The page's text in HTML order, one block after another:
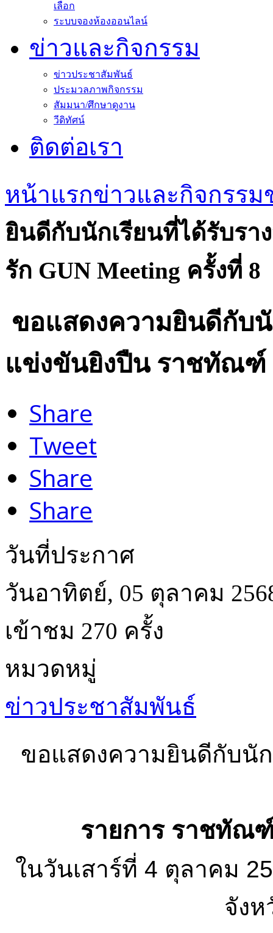
เลือก
ระบบจองห้องออนไลน์
ข่าวและกิจกรรม
ข่าวประชาสัมพันธ์
ประมวลภาพกิจกรรม
สัมมนา/ศึกษาดูงาน
วีดิทัศน์
ติดต่อเรา
หน้าแรกข่าวและกิจกรรม
ยินดีกับนักเรียนที่ได้รับร
รัก GUN Meeting ครั้งที่ 8
ขอแสดงความยินดีกับนั
แข่งขันยิงปืน ราชทัณฑ์
Share
Tweet
Share
Share
วันที่ประกาศ
วันอาทิตย์, 05 ตุลาคม
เข้าชม 270 ครั้ง
หมวดหมู่
ข่าวประชาสัมพันธ์
ขอแสดงความยินดีกับนั
รายการ ราชทัณ
ในวันเสาร์ที่ 4 ตุลาคม
จังห